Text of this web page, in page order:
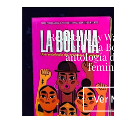
Revista Muy
libro “La
antología
Ver